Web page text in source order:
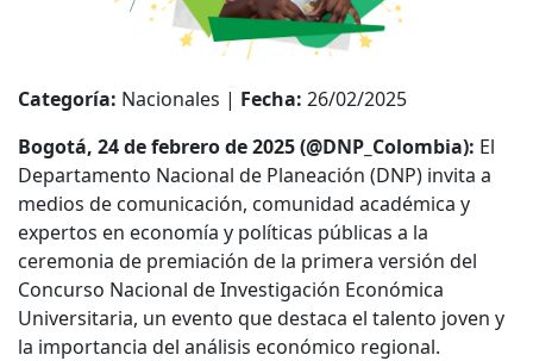
Categoría: Nacionales | Fecha: 26/02/2025
Bogotá, 24 de febrero de 2025 (@DNP_Colombia): El
Departamento Nacional de Planeación (DNP) invita a
medios de comunicación, comunidad académica y
expertos en economía y políticas públicas a la
ceremonia de premiación de la primera versión del
Concurso Nacional de Investigación Económica
Universitaria, un evento que destaca el talento joven y
la importancia del análisis económico regional.